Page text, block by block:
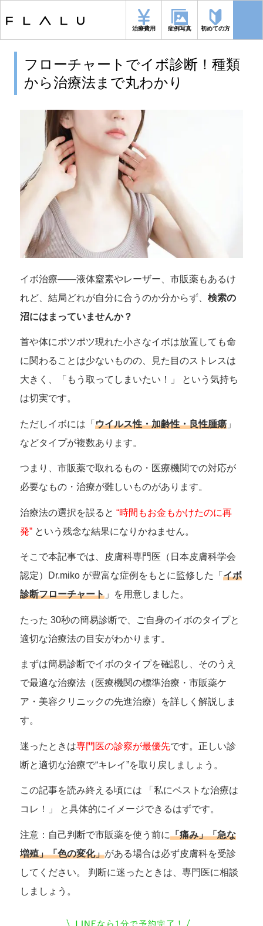
治療費用 症例写真 初めての方
フローチャートでイボ診断！種類から治療法まで丸
わかり
フローチャートでイボ診断！種類
から治療法まで丸わかり
イボ治療――液体窒素やレーザー、市販薬もあるけ
れど、結局どれが自分に合うのか分からず、 検索の
沼にはまっていませんか？
首や体にポツポツ現れた小さなイボは放置しても命
に関わることは少ないものの、見た目のストレスは
大きく、「もう取ってしまいたい！」 という気持ち
は切実です。
ただしイボには「 ウイルス性・加齢性・良性腫瘍」
などタイプが複数あります。
つまり、市販薬で取れるもの・医療機関での対応が
必要なもの・治療が難しいものがあります。
治療法の選択を誤ると “時間もお金もかけたのに再
発” という残念な結果になりかねません。
そこで本記事では、皮膚科専門医（日本皮膚科学会
認定）Dr.miko が豊富な症例をもとに監修した「 イボ
診断フローチャート」を用意しました。
たった 30秒の簡易診断で、ご自身のイボのタイプと
適切な治療法の目安がわかります。
まずは簡易診断でイボのタイプを確認し、そのうえ
で最適な治療法（医療機関の標準治療・市販薬ケ
ア・美容クリニックの先進治療）を詳しく解説しま
す。
迷ったときは専門医の診察が最優先です。正しい診
断と適切な治療で“キレイ”を取り戻しましょう。
この記事を読み終える頃には 「私にベストな治療は
コレ！」 と具体的にイメージできるはずです。
注意：自己判断で市販薬を使う前に「痛み」「急な
増殖」「色の変化」がある場合は必ず皮膚科を受診
してください。 判断に迷ったときは、専門医に相談
しましょう。